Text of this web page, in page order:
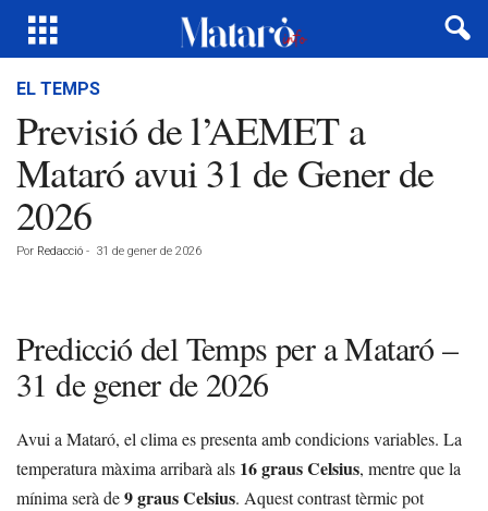
EL TEMPS
Previsió de l’AEMET a
Mataró avui 31 de Gener de
2026
Por Redacció - 31 de gener de 2026
Predicció del Temps per a Mataró –
31 de gener de 2026
Avui a Mataró, el clima es presenta amb condicions variables. La
temperatura màxima arribarà als 16 graus Celsius, mentre que la
mínima serà de9 graus Celsius. Aquest contrast tèrmic pot